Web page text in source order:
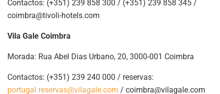
Contactos: (+351) 239 858 300 / (+351) 239 858 345 /
coimbra@tivoli-hotels.com
Vila Gale Coimbra
Morada: Rua Abel Dias Urbano, 20, 3000-001 Coimbra
Contactos: (+351) 239 240 000 / reservas:
portugal.reservas@vilagale.com / coimbra@vilagale.com